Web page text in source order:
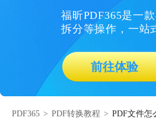
福昕PDF365是一
拆分等操作，一站
前往体验
PDF365 > PDF转换教程 > PDF文件怎